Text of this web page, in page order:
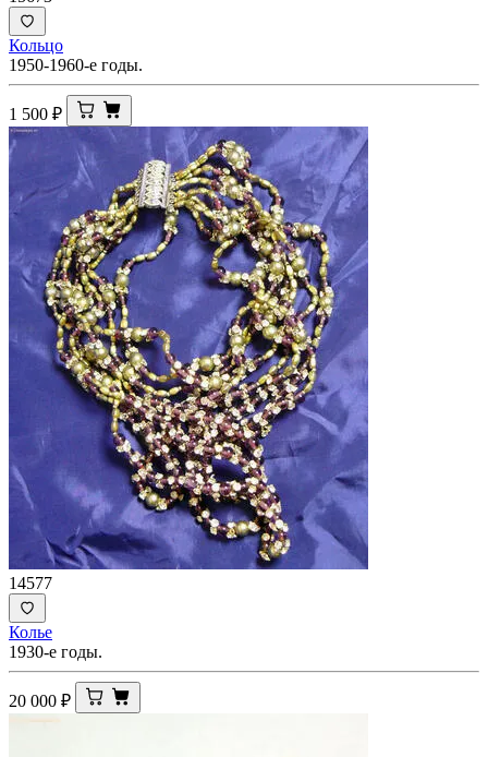
Кольцо
1950-1960-е годы.
1 500 ₽
14577
Колье
1930-е годы.
20 000 ₽